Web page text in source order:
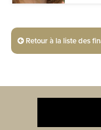
Retour à la liste des